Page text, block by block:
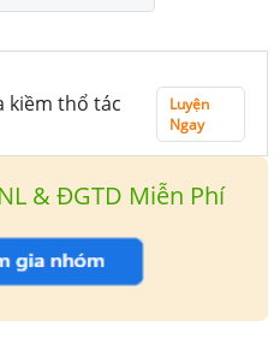
kiềm thổ tác
Luyện
Ngay
& ĐGTD Miễn Phí